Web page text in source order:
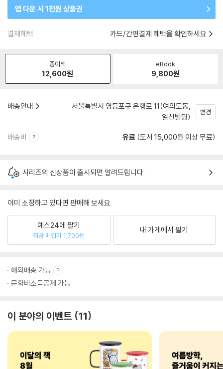
앱 다운 시 1천원 상품권
결제혜택 카드/간편결제 혜택을 확인하세요
종이책
12,600원
eBook
9,800원
배송안내
서울특별시 영등포구 은행로 11(여의도동,
일신빌딩)
변경
배송비 유료 (도서 15,000원 이상 무료)
시리즈의 신상품이 출시되면 알려드립니다.
이미 소장하고 있다면 판매해 보세요.
예스24에 팔기
최상 매입가 1,700원
내 가게에서 팔기
해외배송 가능
문화비소득공제 가능
이 분야의 이벤트 11